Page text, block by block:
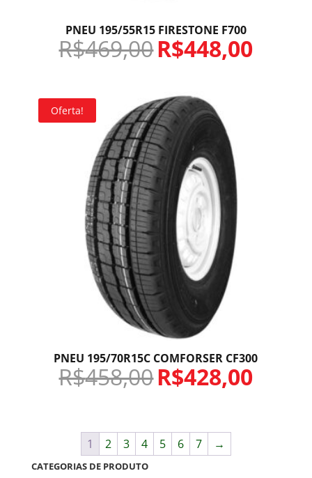
PNEU 195/55R15 FIRESTONE F700
R$469,00R$448,00
Oferta!
PNEU 195/70R15C COMFORSER CF300
R$458,00R$428,00
1 2 3 4 5 6 7 →
CATEGORIAS DE PRODUTO